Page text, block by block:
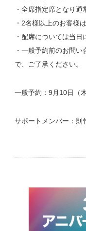
・全席指定席となり通
・2名様以上のお客様
・配席については当日
・一般予約前のお問
で、ご了承ください。
一般予約：9月10日（
サポートメンバー：則